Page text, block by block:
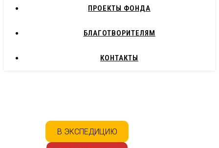
ПРОЕКТЫ ФОНДА
БЛАГОТВОРИТЕЛЯМ
КОНТАКТЫ
В ЭКСПЕДИЦИЮ